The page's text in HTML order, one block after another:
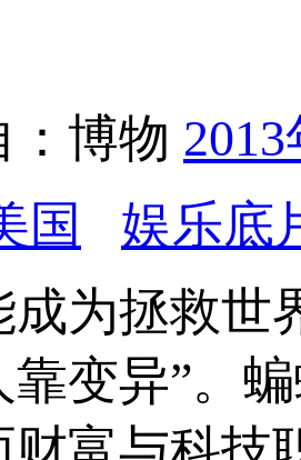
：博物
国
娱乐底
成为拯救世
变异”。